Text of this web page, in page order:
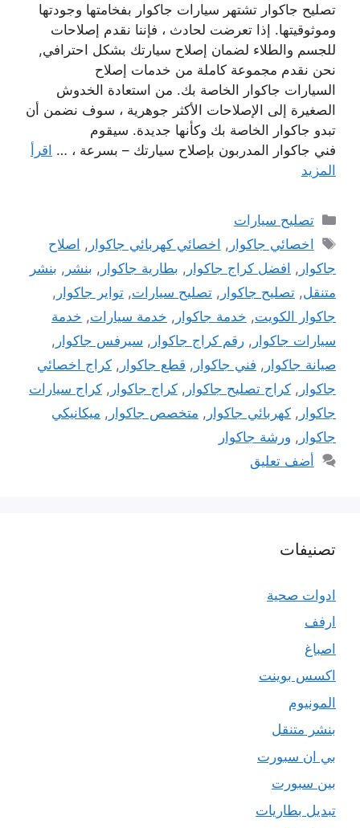
تصليح جاكوار تشتهر سيارات جاكوار بفخامتها وجودتها
وموثوقيتها. إذا تعرضت لحادث ، فإننا نقدم إصلاحات
للجسم والطلاء لضمان إصلاح سيارتك بشكل احترافي,
نحن نقدم مجموعة كاملة من خدمات إصلاح
السيارات جاكوار الخاصة بك. من استعادة الخدوش
الصغيرة إلى الإصلاحات الأكثر جوهرية ، سوف نضمن أن
تبدو جاكوار الخاصة بك وكأنها جديدة. سيقوم
فني جاكوار المدربون بإصلاح سيارتك – بسرعة ، … اقرأ
المزيد
التصنيفات
تصليح سيارات
الوسوم
اخصائي جاكوار , اخصائي كهربائي جاكوار , اصلاح
جاكوار , افضل كراج جاكوار , بطارية جاكوار , بنشر , بنشر
متنقل, تصليح جاكوار , تصليح سيارات, تواير جاكوار ,
جاكوار الكويت, خدمة جاكوار , خدمة سيارات, خدمة
سيارات جاكوار , رقم كراج جاكوار , سيرفس جاكوار ,
صيانة جاكوار , فني جاكوار , قطع جاكوار , كراج اخصائي
جاكوار , كراج تصليح جاكوار , كراج جاكوار , كراج سيارات
جاكوار , كهربائي جاكوار , متخصص جاكوار , ميكانيكي
جاكوار , ورشة جاكوار
أضف تعليق
تصنيفات
ادوات صحية
ارفف
اصباغ
اكسس بوينت
المونيوم
بنشر متنقل
بي ان سبورت
بين سبورت
تبديل بطاريات